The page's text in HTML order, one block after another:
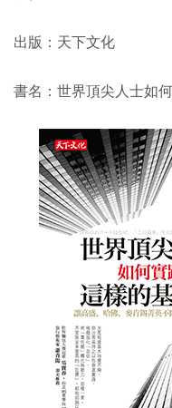
出版：天下文化
書名：世界頂尖人士如